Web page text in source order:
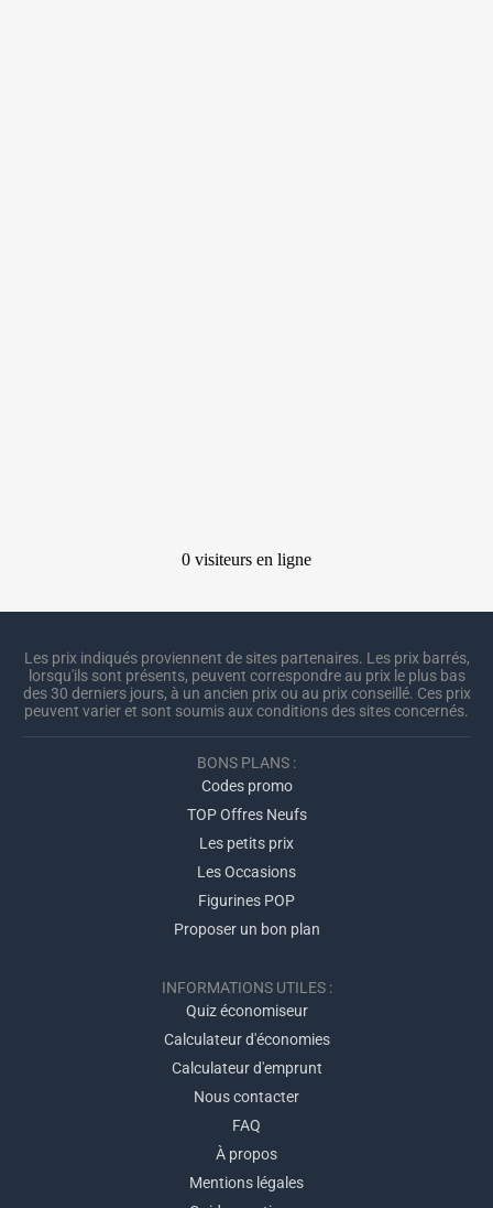
Les prix indiqués proviennent de sites partenaires. Les prix barrés,
lorsqu'ils sont présents, peuvent correspondre au prix le plus bas
des 30 derniers jours, à un ancien prix ou au prix conseillé. Ces prix
peuvent varier et sont soumis aux conditions des sites concernés.
BONS PLANS :
Codes promo
TOP Offres Neufs
Les petits prix
Les Occasions
Figurines POP
Proposer un bon plan
INFORMATIONS UTILES :
Quiz économiseur
Calculateur d'économies
Calculateur d'emprunt
Nous contacter
FAQ
À propos
Mentions légales